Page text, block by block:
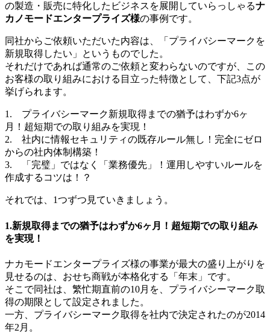
の製造・販売に特化したビジネスを展開していらっしゃるナ
カノモードエンタープライズ様の事例です。
同社からご依頼いただいた内容は、「プライバシーマークを
新規取得したい」というものでした。
それだけであれば通常のご依頼と変わらないのですが、この
お客様の取り組みにおける目立った特徴として、下記3点が
挙げられます。
1. プライバシーマーク新規取得までの猶予はわずか6ヶ
月！超短期での取り組みを実現！
2. 社内に情報セキュリティの既存ルール無し！完全にゼロ
からの社内体制構築！
3. 「完璧」ではなく「業務優先」！運用しやすいルールを
作成するコツは！？
それでは、1つずつ見ていきましょう。
1.新規取得までの猶予はわずか6ヶ月！超短期での取り組み
を実現！
ナカモードエンタープライズ様の事業が最大の盛り上がりを
見せるのは、おせち商戦が本格化する「年末」です。
そこで同社は、繁忙期直前の10月を、プライバシーマーク取
得の期限として設定されました。
一方、プライバシーマーク取得を社内で決定されたのが2014
年2月。